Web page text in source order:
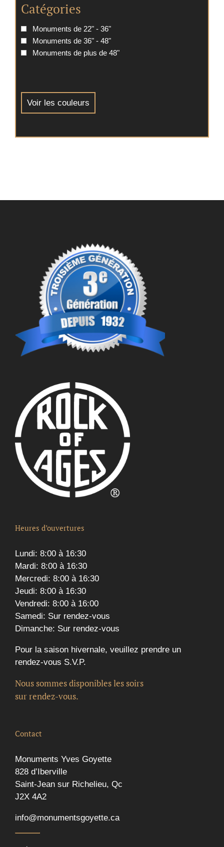
Catégories
Monuments de 22" - 36"
Monuments de 36" - 48"
Monuments de plus de 48"
Voir les couleurs
Heures d’ouvertures
Lundi: 8:00 à 16:30
Mardi: 8:00 à 16:30
Mercredi: 8:00 à 16:30
Jeudi: 8:00 à 16:30
Vendredi: 8:00 à 16:00
Samedi: Sur rendez-vous
Dimanche: Sur rendez-vous
Pour la saison hivernale, veuillez prendre un
rendez-vous S.V.P.
Nous sommes disponibles les soirs
sur rendez-vous.
Contact
Monuments Yves Goyette
828 d’Iberville
Saint-Jean sur Richelieu, Qc
J2X 4A2
info@monumentsgoyette.ca